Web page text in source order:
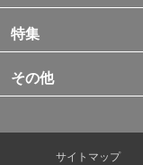
特集
その他
サイトマップ